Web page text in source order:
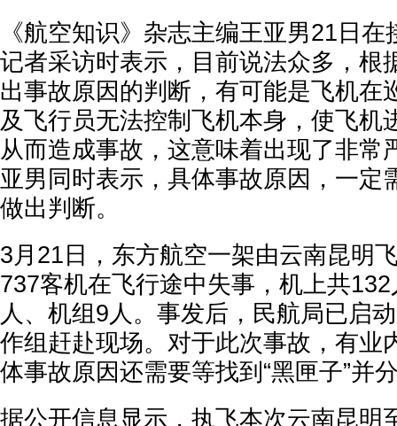
《航空知识》杂志主编王亚男21日
记者采访时表示，目前说法众多，根
出事故原因的判断，有可能是飞机在
及飞行员无法控制飞机本身，使飞机
从而造成事故，这意味着出现了非常
亚男同时表示，具体事故原因，一定
做出判断。
3月21日，东方航空一架由云南昆明
737客机在飞行途中失事，机上共
人、机组9人。事发后，民航局已启
作组赶赴现场。对于此次事故，有业
体事故原因还需要等找到“黑匣子”并
据公开信息显示，执飞本次云南昆明